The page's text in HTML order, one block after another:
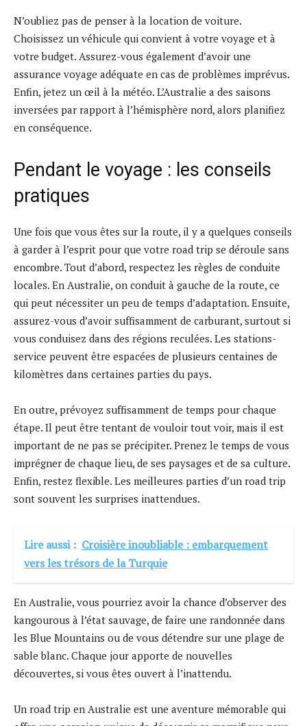
N’oubliez pas de penser à la location de voiture.
Choisissez un véhicule qui convient à votre voyage et à
votre budget. Assurez-vous également d’avoir une
assurance voyage adéquate en cas de problèmes imprévus.
Enfin, jetez un œil à la météo. L’Australie a des saisons
inversées par rapport à l’hémisphère nord, alors planifiez
en conséquence.
Pendant le voyage : les conseils
pratiques
Une fois que vous êtes sur la route, il y a quelques conseils
à garder à l’esprit pour que votre road trip se déroule sans
encombre. Tout d’abord, respectez les règles de conduite
locales. En Australie, on conduit à gauche de la route, ce
qui peut nécessiter un peu de temps d’adaptation. Ensuite,
assurez-vous d’avoir suffisamment de carburant, surtout si
vous conduisez dans des régions reculées. Les stations-
service peuvent être espacées de plusieurs centaines de
kilomètres dans certaines parties du pays.
En outre, prévoyez suffisamment de temps pour chaque
étape. Il peut être tentant de vouloir tout voir, mais il est
important de ne pas se précipiter. Prenez le temps de vous
imprégner de chaque lieu, de ses paysages et de sa culture.
Enfin, restez flexible. Les meilleures parties d’un road trip
sont souvent les surprises inattendues.
Lire aussi : Croisière inoubliable : embarquement
vers les trésors de la Turquie
En Australie, vous pourriez avoir la chance d’observer des
kangourous à l’état sauvage, de faire une randonnée dans
les Blue Mountains ou de vous détendre sur une plage de
sable blanc. Chaque jour apporte de nouvelles
découvertes, si vous êtes ouvert à l’inattendu.
Un road trip en Australie est une aventure mémorable qui